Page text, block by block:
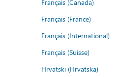
Français (Canada)
Français (France)
Français (International)
Français (Suisse)
Hrvatski (Hrvatska)